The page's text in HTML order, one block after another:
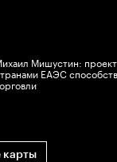
Мишустин:
ЕАЭС